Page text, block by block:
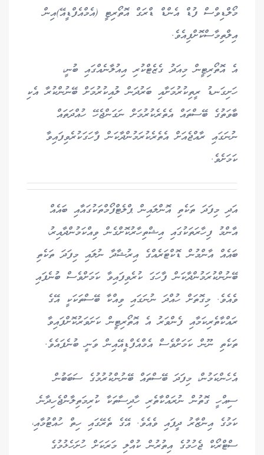
މޯލްޑިވްސް ފުޑް އެންޑް ޑްރަގް އޮތޯރިޓީ (އެމްއެފްޑީއޭ)އިން
އިލްތިމާސްކޮށްފިއެވެ.
އެ އޮތޯރިޓީން މިއަދު ގެޒެޓްކުރި އިއުލާނެއްގައި ބުނީ،
ހަށިގަނޑު ރީތިކުރުމަށާއި ބަރުދަން ލުއިކުރުމަށް ބޭނުންކުރާ އެކި
ބާވަތުގެ ބޭސްތައް އެތެރެކުރުމަށް ނަގަންޖެހޭ ހުއްދަތައް
ނުނަގައި ރާއްޖެއަށް އެތެރެކުރަމުންދާކަން ފާހަގަކުރެވިފައިވާ
ކަމަށެވެ.
އަދި މިފަދަ ތަކެތި އޮންލައިން ޕްލެޓްފޯމްތަކުގައާއި ބައެއް
އާންމު ފިހާރަތަކުގައި އިޝްތިހާރުކޮށްގެން ވިއްކަމުންދާއިރު،
ބައެއް އާންމުން ޑޮކްޓަރެއްގެ އިރުޝާދާ ނުލައި މިފަދަ ތަކެތި
ބޭނުންކުރަމުންދާކަން ފާހަގަ ކުރެވިފައިވާ ކަމަށްވެސް ބުނެފައި
ވެއެވެ. މިގޮތަށް ހުއްދަ ނުނަގައި ވިއްކާ ބޭސްތަކަކީ އޭގެ
ރައްކާތެރިކަމާއި ފެންވަރު އެ އޮތޯރިޓީން ކަށަވަރުކޮށްފައިވާ
ތަކެތި ނޫން ކަމަށްވެސް އެމްއެފްޑީއޭއިން ވަނީ ބުނެފައެވެ.
އެހެންކަމުން، މިފަދަ ބޭސްތައް ބޭނުންކުރުމުގެ ސަބަބުން
ސިއްހީ ގޮތުން ނުރައްކާތެރި ހާދިސާތަކާ ކުރިމަތިލާންޖެހިދާނެ
ކަމުގެ އިންޒާރު ދީފައި ވެއެވެ. އޭގެ ތެރޭގައި ހިތް ހުއްޓުމާއި،
ސްޓްރޯކް ޖެހުމުގެ އިތުރުން ކުއްލި މަރަކަށް ހުށަހެޅުމުގެ